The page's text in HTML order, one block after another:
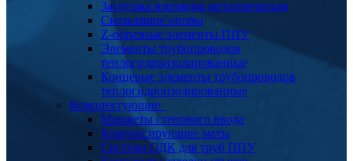
Заглушка изоляции металлическая
Скользящие опоры
Z-образные элементы ППУ
Элементы трубопроводов
теплогидроизолированные
Концевые элементы трубопроводов
теплогидроизолированные
Комплектующие
Манжеты стенового ввода
Компенсирующие маты
Система ОДК для труб ППУ